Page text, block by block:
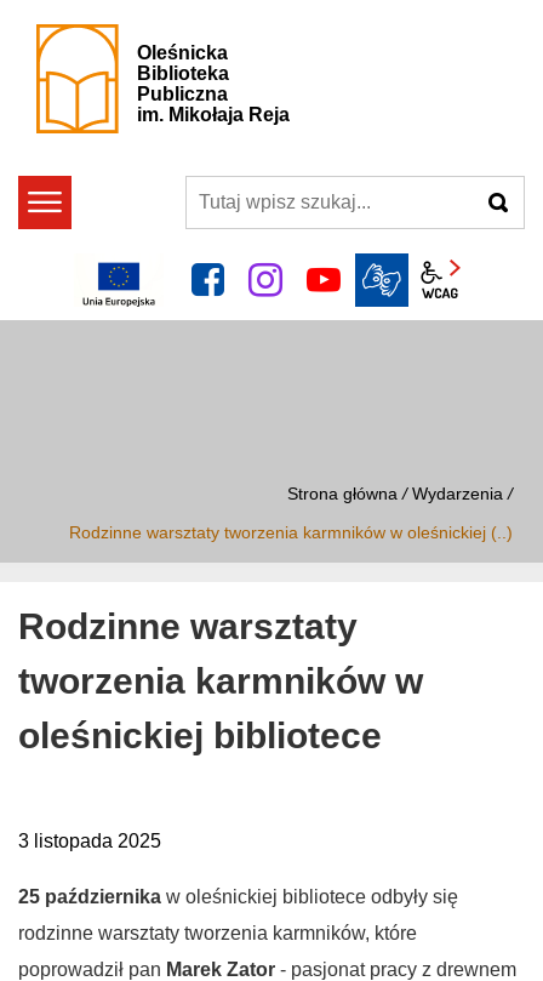
Oleśnicka
Biblioteka
Publiczna
im. Mikołaja Reja
szukaj
facebookinstagramYouTube
Strona główna / Wydarzenia /
Rodzinne warsztaty tworzenia karmników w oleśnickiej (..)
Rodzinne warsztaty
tworzenia karmników w
oleśnickiej bibliotece
3 listopada 2025
25 października w oleśnickiej bibliotece odbyły się
rodzinne warsztaty tworzenia karmników, które
poprowadził pan Marek Zator - pasjonat pracy z drewnem